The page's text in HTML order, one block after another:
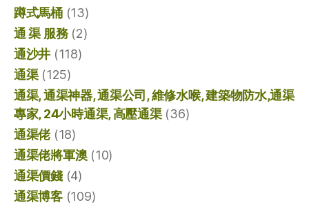
蹲式馬桶(13)
通 渠 服務(2)
通沙井 (118)
通渠(125)
通渠, 通渠神器, 通渠公司, 維修水喉, 建築物防水,通渠
專家, 24小時通渠, 高壓通渠(36)
通渠佬(18)
通渠佬將軍澳(10)
通渠價錢(4)
通渠博客(109)